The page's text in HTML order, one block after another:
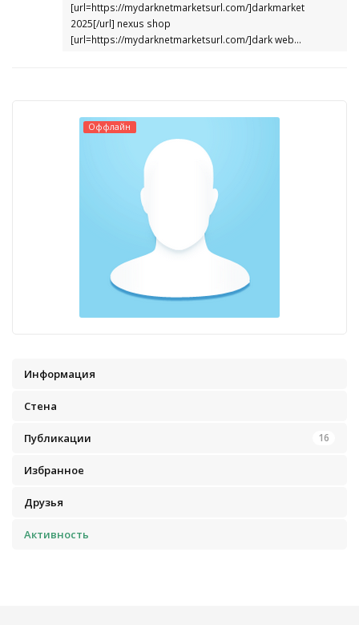
[url=https://mydarknetmarketsurl.com/]darkmarket
2025[/url] nexus shop
[url=https://mydarknetmarketsurl.com/]dark web...
Оффлайн
Информация
Стена
Публикации 16
Избранное
Друзья
Активность